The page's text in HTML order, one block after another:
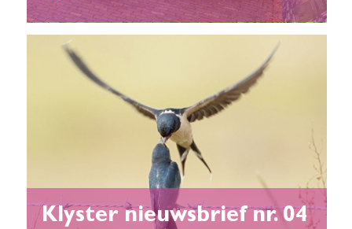
Klyster nieuwsbrief nr. 04